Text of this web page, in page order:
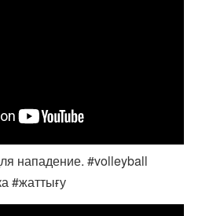
нападение. #volleyball
#жаттығу